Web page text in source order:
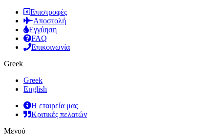
Επιστροφές
Αποστολή
Εγγύηση
FAQ
Επικοινωνία
Greek
Greek
English
Η εταιρεία μας
Κριτικές πελατών
Μενού